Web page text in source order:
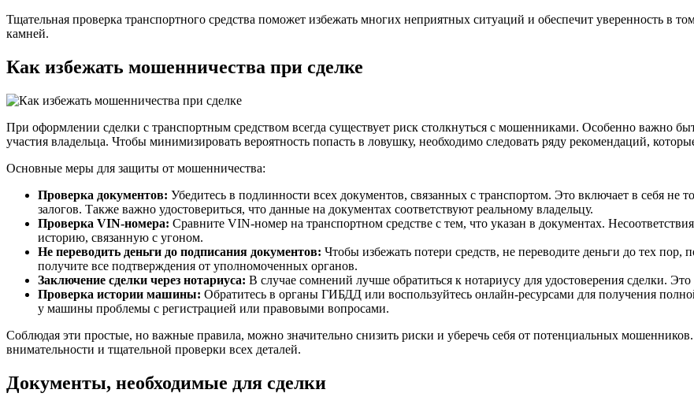
Тщательная проверка транспортного средства поможет избежать многих неприятных ситуаций и обеспечит уверенность в
камней.
Как избежать мошенничества при сделке
При оформлении сделки с транспортным средством всегда существует риск столкнуться с мошенниками. Особенно важно
участия владельца. Чтобы минимизировать вероятность попасть в ловушку, необходимо следовать ряду рекомендаций,
Основные меры для защиты от мошенничества:
Проверка документов: Убедитесь в подлинности всех документов, связанных с транспортом. Это включает в себя
залогов. Также важно удостовериться, что данные на документах соответствуют реальному владельцу.
Проверка VIN-номера: Сравните VIN-номер на транспортном средстве с тем, что указан в документах.
историю, связанную с угоном.
Не переводить деньги до подписания документов: Чтобы избежать потери средств, не переводите деньги до тех
получите все подтверждения от уполномоченных органов.
Заключение сделки через нотариуса: В случае сомнений лучше обратиться к нотариусу для удостоверения сделки.
Проверка истории машины: Обратитесь в органы ГИБДД или воспользуйтесь онлайн-ресурсами для получения
у машины проблемы с регистрацией или правовыми вопросами.
Соблюдая эти простые, но важные правила, можно значительно снизить риски и уберечь себя от потенциальных
внимательности и тщательной проверки всех деталей.
Документы, необходимые для сделки